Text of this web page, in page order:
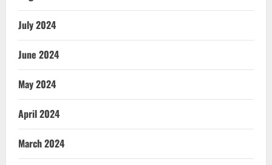
July 2024
June 2024
May 2024
April 2024
March 2024